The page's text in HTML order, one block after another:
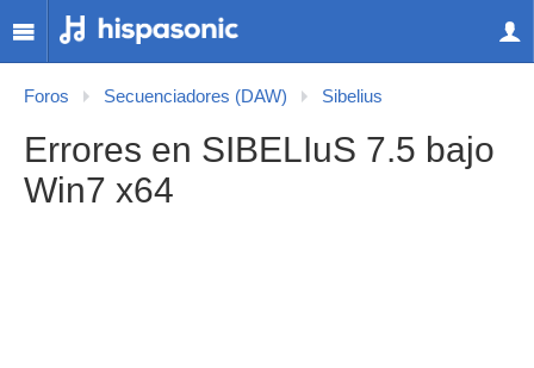
Foros Secuenciadores (DAW) Sibelius
Errores en SIBELIuS 7.5 bajo
Win7 x64